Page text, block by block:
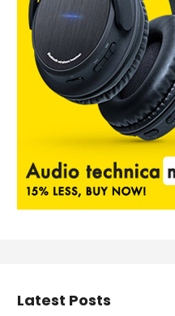
284 0011 (Ouvidoria) e
Latest Posts